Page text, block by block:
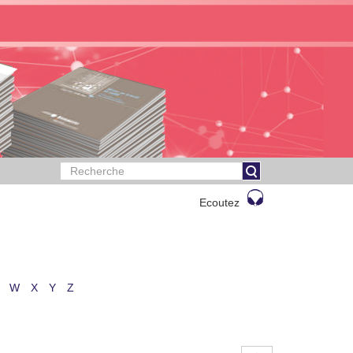
Ecoutez
W X Y Z